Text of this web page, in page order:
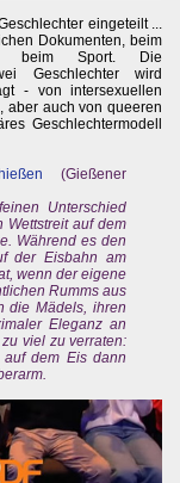
eingeteilt ...
Dokumenten, beim
beim Sport. Die
Geschlechter wird
- von intersexuellen
aber auch von queeren
Geschlechtermodell
(Gießener
Unterschied
Wettstreit auf dem
Während es den
der Eisbahn am
wenn der eigene
Rumms aus
die Mädels, ihren
Eleganz an
viel zu verraten:
dem Eis dann